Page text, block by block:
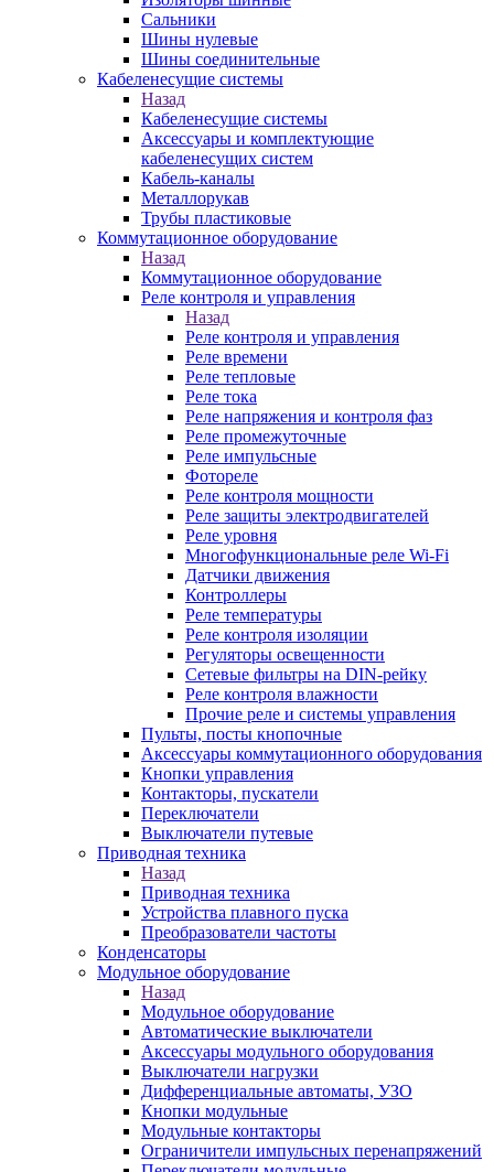
Сальники
Шины нулевые
Шины соединительные
Кабеленесущие системы
Назад
Кабеленесущие системы
Аксессуары и комплектующие
кабеленесущих систем
Кабель-каналы
Металлорукав
Трубы пластиковые
Коммутационное оборудование
Назад
Коммутационное оборудование
Реле контроля и управления
Назад
Реле контроля и управления
Реле времени
Реле тепловые
Реле тока
Реле напряжения и контроля фаз
Реле промежуточные
Реле импульсные
Фотореле
Реле контроля мощности
Реле защиты электродвигателей
Реле уровня
Многофункциональные реле Wi-Fi
Датчики движения
Контроллеры
Реле температуры
Реле контроля изоляции
Регуляторы освещенности
Сетевые фильтры на DIN-рейку
Реле контроля влажности
Прочие реле и системы управления
Пульты, посты кнопочные
Аксессуары коммутационного оборудования
Кнопки управления
Контакторы, пускатели
Переключатели
Выключатели путевые
Приводная техника
Назад
Приводная техника
Устройства плавного пуска
Преобразователи частоты
Конденсаторы
Модульное оборудование
Назад
Модульное оборудование
Автоматические выключатели
Аксессуары модульного оборудования
Выключатели нагрузки
Дифференциальные автоматы, УЗО
Кнопки модульные
Модульные контакторы
Ограничители импульсных перенапряжений